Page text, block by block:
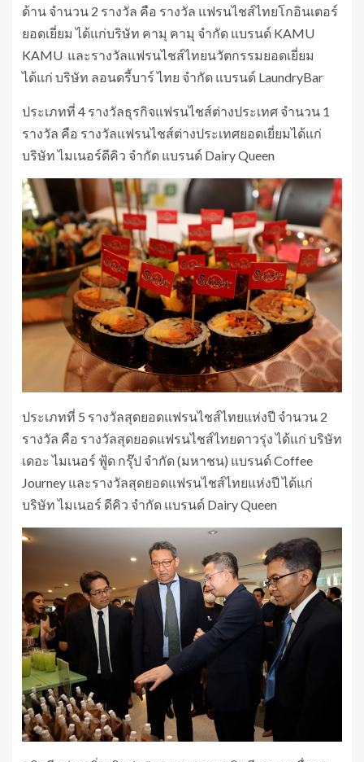
ด้าน จำนวน 2 รางวัล คือ รางวัล แฟรนไชส์ไทยโกอินเตอร์
ยอดเยี่ยม ได้แก่บริษัท คามุ คามุ จำกัด แบรนด์ KAMU
KAMU และรางวัลแฟรนไชส์ไทยนวัตกรรมยอดเยี่ยม
ได้แก่ บริษัท ลอนดรี้บาร์ ไทย จำกัด แบรนด์ LaundryBar
ประเภทที่ 4 รางวัลธุรกิจแฟรนไชส์ต่างประเทศ จำนวน 1
รางวัล คือ รางวัลแฟรนไชส์ต่างประเทศยอดเยี่ยมได้แก่
บริษัท ไมเนอร์ดีคิว จำกัด แบรนด์ Dairy Queen
ประเภทที่ 5 รางวัลสุดยอดแฟรนไชส์ไทยแห่งปี จำนวน 2
รางวัล คือ รางวัลสุดยอดแฟรนไชส์ไทยดาวรุ่ง ได้แก่ บริษัท
เดอะ ไมเนอร์ ฟู้ด กรุ๊ป จำกัด (มหาชน) แบรนด์ Coffee
Journey และรางวัลสุดยอดแฟรนไชส์ไทยแห่งปี ได้แก่
บริษัท ไมเนอร์ ดีคิว จำกัด แบรนด์ Dairy Queen